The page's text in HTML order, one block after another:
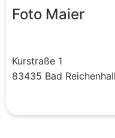
Foto Maier
Kurstraße 1
83435 Bad Reichenhall